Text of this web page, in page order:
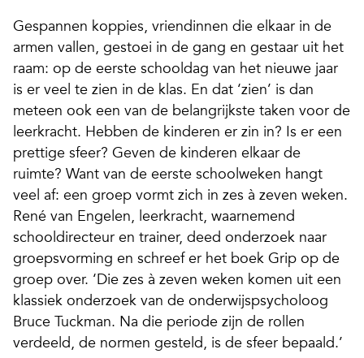
Gespannen koppies, vriendinnen die elkaar in de
armen vallen, gestoei in de gang en gestaar uit het
raam: op de eerste schooldag van het nieuwe jaar
is er veel te zien in de klas. En dat ‘zien’ is dan
meteen ook een van de belangrijkste taken voor de
leerkracht. Hebben de kinderen er zin in? Is er een
prettige sfeer? Geven de kinderen elkaar de
ruimte? Want van de eerste schoolweken hangt
veel af: een groep vormt zich in zes à zeven weken.
René van Engelen, leerkracht, waarnemend
schooldirecteur en trainer, deed onderzoek naar
groepsvorming en schreef er het boek Grip op de
groep over. ‘Die zes à zeven weken komen uit een
klassiek onderzoek van de onderwijspsycholoog
Bruce Tuckman. Na die periode zijn de rollen
verdeeld, de normen gesteld, is de sfeer bepaald.’